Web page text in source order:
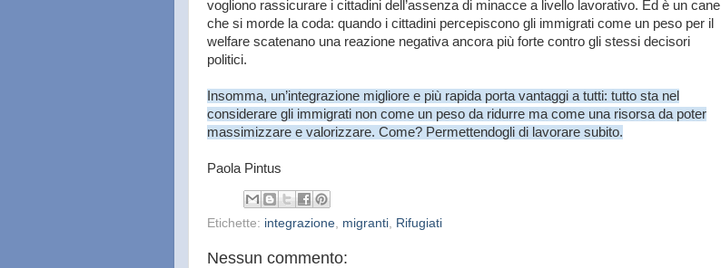
vogliono rassicurare i cittadini dell’assenza di minacce a livello lavorativo. Ed è un cane
che si morde la coda: quando i cittadini percepiscono gli immigrati come un peso per il
welfare scatenano una reazione negativa ancora più forte contro gli stessi decisori
politici.
Insomma, un’integrazione migliore e più rapida porta vantaggi a tutti: tutto sta nel
considerare gli immigrati non come un peso da ridurre ma come una risorsa da poter
massimizzare e valorizzare. Come? Permettendogli di lavorare subito.
Paola Pintus
Etichette: integrazione migranti Rifugiati
Nessun commento: